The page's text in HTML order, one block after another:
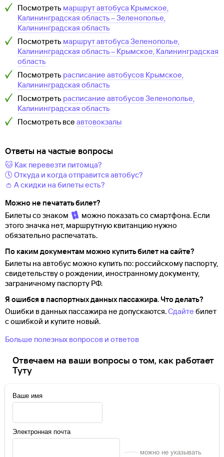
Посмотреть маршрут автобуса Крымское,
Калининградская область–Зеленополье,
Калининградская область
Посмотреть маршрут автобуса Зеленополье,
Калининградская область– Крымское, Калининградская
область
Посмотреть расписание автобусов Крымское,
Калининградская область
Посмотреть расписание автобусовЗеленополье,
Калининградская область
Посмотреть все автовокзалы
Ответы на частые вопросы
🐱 Как перевезти питомца?
🕔 Откуда и когда отправится автобус?
👛 А скидки на билеты есть?
Можно не печатать билет?
Билеты со знаком
можно показать со смартфона. Если
этого значка нет, маршрутную квитанцию нужно
обязательно распечатать.
По каким документам можно купить билет на сайте?
Билеты на автобус можно купить по: российскому паспорту,
свидетельству о рождении, иностранному документу,
заграничному паспорту РФ.
Я ошибся в паспортных данных пассажира. Что делать?
Ошибки в данных пассажира не допускаются.Сдайте билет
с ошибкой и купите новый.
Больше полезных вопросов и ответов
Отвечаем на ваши вопросы о том, как работает
Туту
Ваше имя
Электронная почта
можно не указывать